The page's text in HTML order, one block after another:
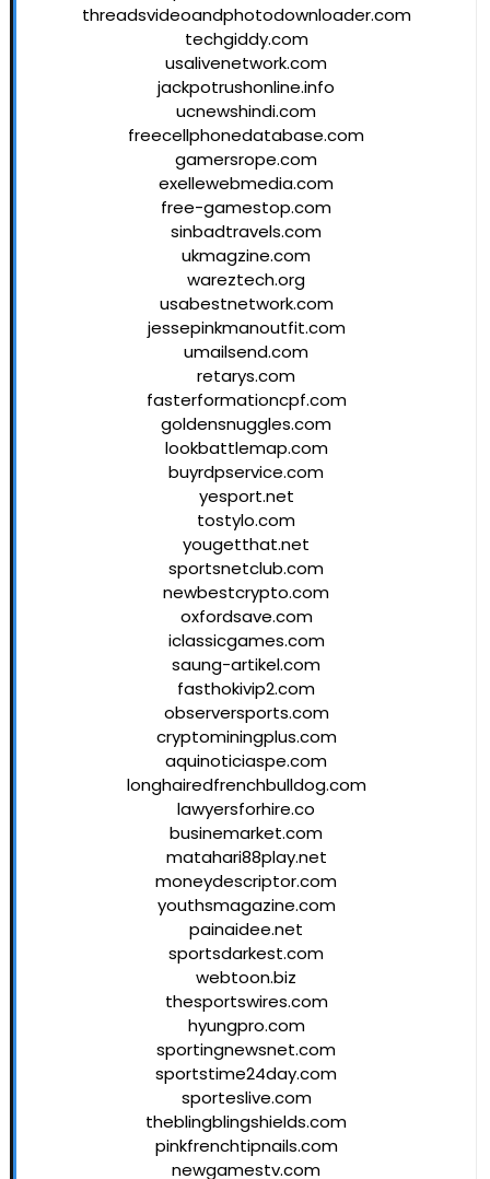
threadsvideoandphotodownloader.com
techgiddy.com
usalivenetwork.com
jackpotrushonline.info
ucnewshindi.com
freecellphonedatabase.com
gamersrope.com
exellewebmedia.com
free-gamestop.com
sinbadtravels.com
ukmagzine.com
wareztech.org
usabestnetwork.com
jessepinkmanoutfit.com
umailsend.com
retarys.com
fasterformationcpf.com
goldensnuggles.com
lookbattlemap.com
buyrdpservice.com
yesport.net
tostylo.com
yougetthat.net
sportsnetclub.com
newbestcrypto.com
oxfordsave.com
iclassicgames.com
saung-artikel.com
fasthokivip2.com
observersports.com
cryptominingplus.com
aquinoticiaspe.com
longhairedfrenchbulldog.com
lawyersforhire.co
businemarket.com
matahari88play.net
moneydescriptor.com
youthsmagazine.com
painaidee.net
sportsdarkest.com
webtoon.biz
thesportswires.com
hyungpro.com
sportingnewsnet.com
sportstime24day.com
sporteslive.com
theblingblingshields.com
pinkfrenchtipnails.com
newgamestv.com